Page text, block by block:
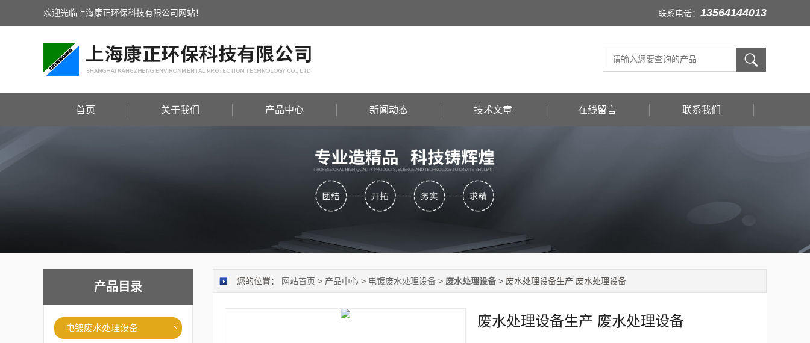
欢迎光临上海康正环保科技有限公司网站！ 联系电话： 13564144013
首页 关于我们 产品中心 新闻动态 技术文章 在线留言 联系我们
产品目录
电镀废水处理设备
您的位置： 网站首页 > 产品中心 > 电镀废水处理设备 > 废水处理设备 > 废水处理设备生产 废水处理设备
废水处理设备生产 废水处理设备